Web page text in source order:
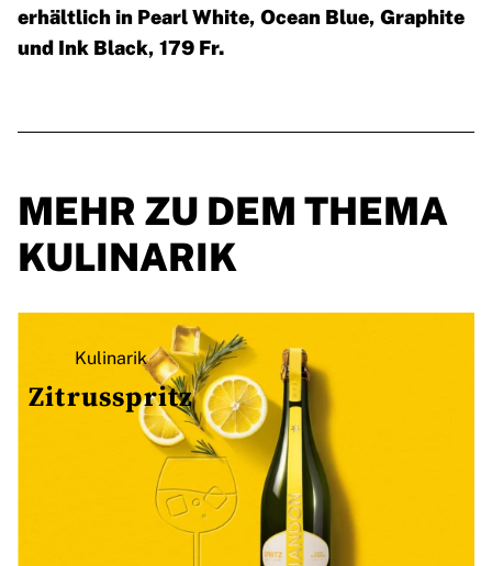
erhältlich in Pearl White, Ocean Blue, Graphite
und Ink Black, 179 Fr.
MEHR ZU DEM THEMA
KULINARIK
Kulinarik
Zitrusspritz